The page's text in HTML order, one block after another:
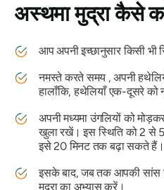
अस्थमा मुद्राकैसे
आप अपनी इच्छानुसार किसी
नमस्ते करतेसमय , अपनी
हालाँकि, हथेलियाँ एक-दूसरे को
अपनी मध्यमा उंगलियों को
खुला रखें। इस स्थिति को 2 से
इसे 20 मिनट तक बढ़ा सकते
इसके बाद, जब तक आपकी सांस
मुद्रा काअभ्यास करें।